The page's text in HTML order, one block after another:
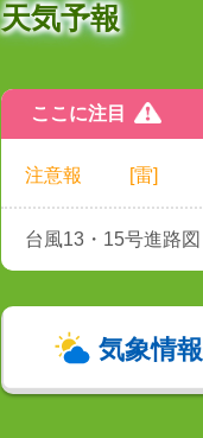
天気予報
ここに注目
注意報 [雷]
台風13・15号進路図
気象情報